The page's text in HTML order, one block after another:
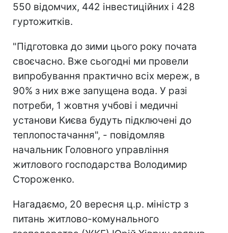
550 відомчих, 442 інвестиційних і 428
гуртожитків.
"Підготовка до зими цього року почата
своєчасно. Вже сьогодні ми провели
випробування практично всіх мереж, в
90% з них вже запущена вода. У разі
потреби, 1 жовтня учбові і медичні
установи Києва будуть підключені до
теплопостачання", - повідомляв
начальник Головного управління
житлового господарства Володимир
Стороженко.
Нагадаємо, 20 вересня ц.р. міністр з
питань житлово-комунального